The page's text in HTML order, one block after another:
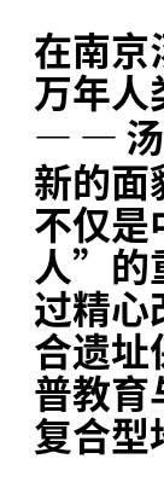
在南京
万年人
— —
新的面
不仅
人”的
过精心
合遗址
普教育
复合型